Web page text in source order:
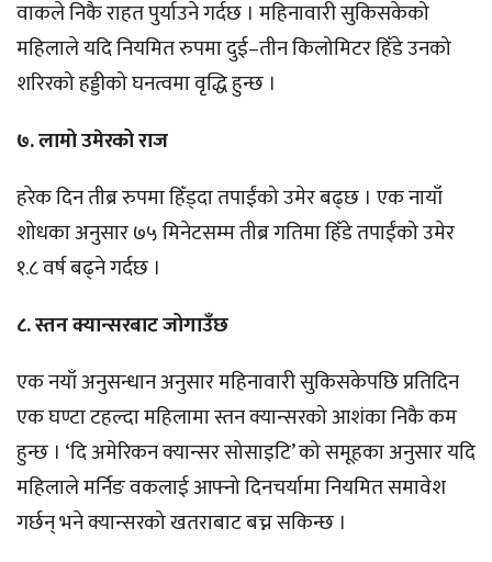
वाकले निकै राहत पुर्याउने गर्दछ । महिनावारी सुकिसकेको
महिलाले यदि नियमित रुपमा दुई–तीन किलोमिटर हिँडे उनको
शरिरको हड्डीको घनत्वमा वृद्धि हुन्छ ।
७. लामो उमेरको राज
हरेक दिन तीब्र रुपमा हिँड्दा तपाईंको उमेर बढ्छ । एक नायाँ
शोधका अनुसार ७५ मिनेटसम्म तीब्र गतिमा हिँडे तपाईंको उमेर
१.८ वर्ष बढ्ने गर्दछ ।
८. स्तन क्यान्सरबाट जोगाउँछ
एक नयाँ अनुसन्धान अनुसार महिनावारी सुकिसकेपछि प्रतिदिन
एक घण्टा टहल्दा महिलामा स्तन क्यान्सरको आशंका निकै कम
हुन्छ । ‘दि अमेरिकन क्यान्सर सोसाइटि’ को समूहका अनुसार यदि
महिलाले मर्निङ वकलाई आफ्नो दिनचर्यामा नियमित समावेश
गर्छन् भने क्यान्सरको खतराबाट बच्न सकिन्छ ।